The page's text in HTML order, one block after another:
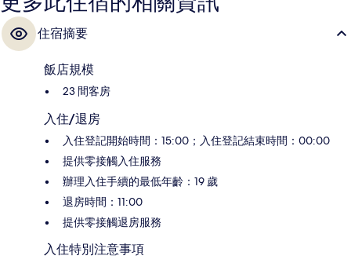
住宿摘要
飯店規模
23 間客房
入住/退房
入住登記開始時間：15:00；入住登記結束時間：00:00
提供零接觸入住服務
辦理入住手續的最低年齡：19 歲
退房時間：11:00
提供零接觸退房服務
入住特別注意事項